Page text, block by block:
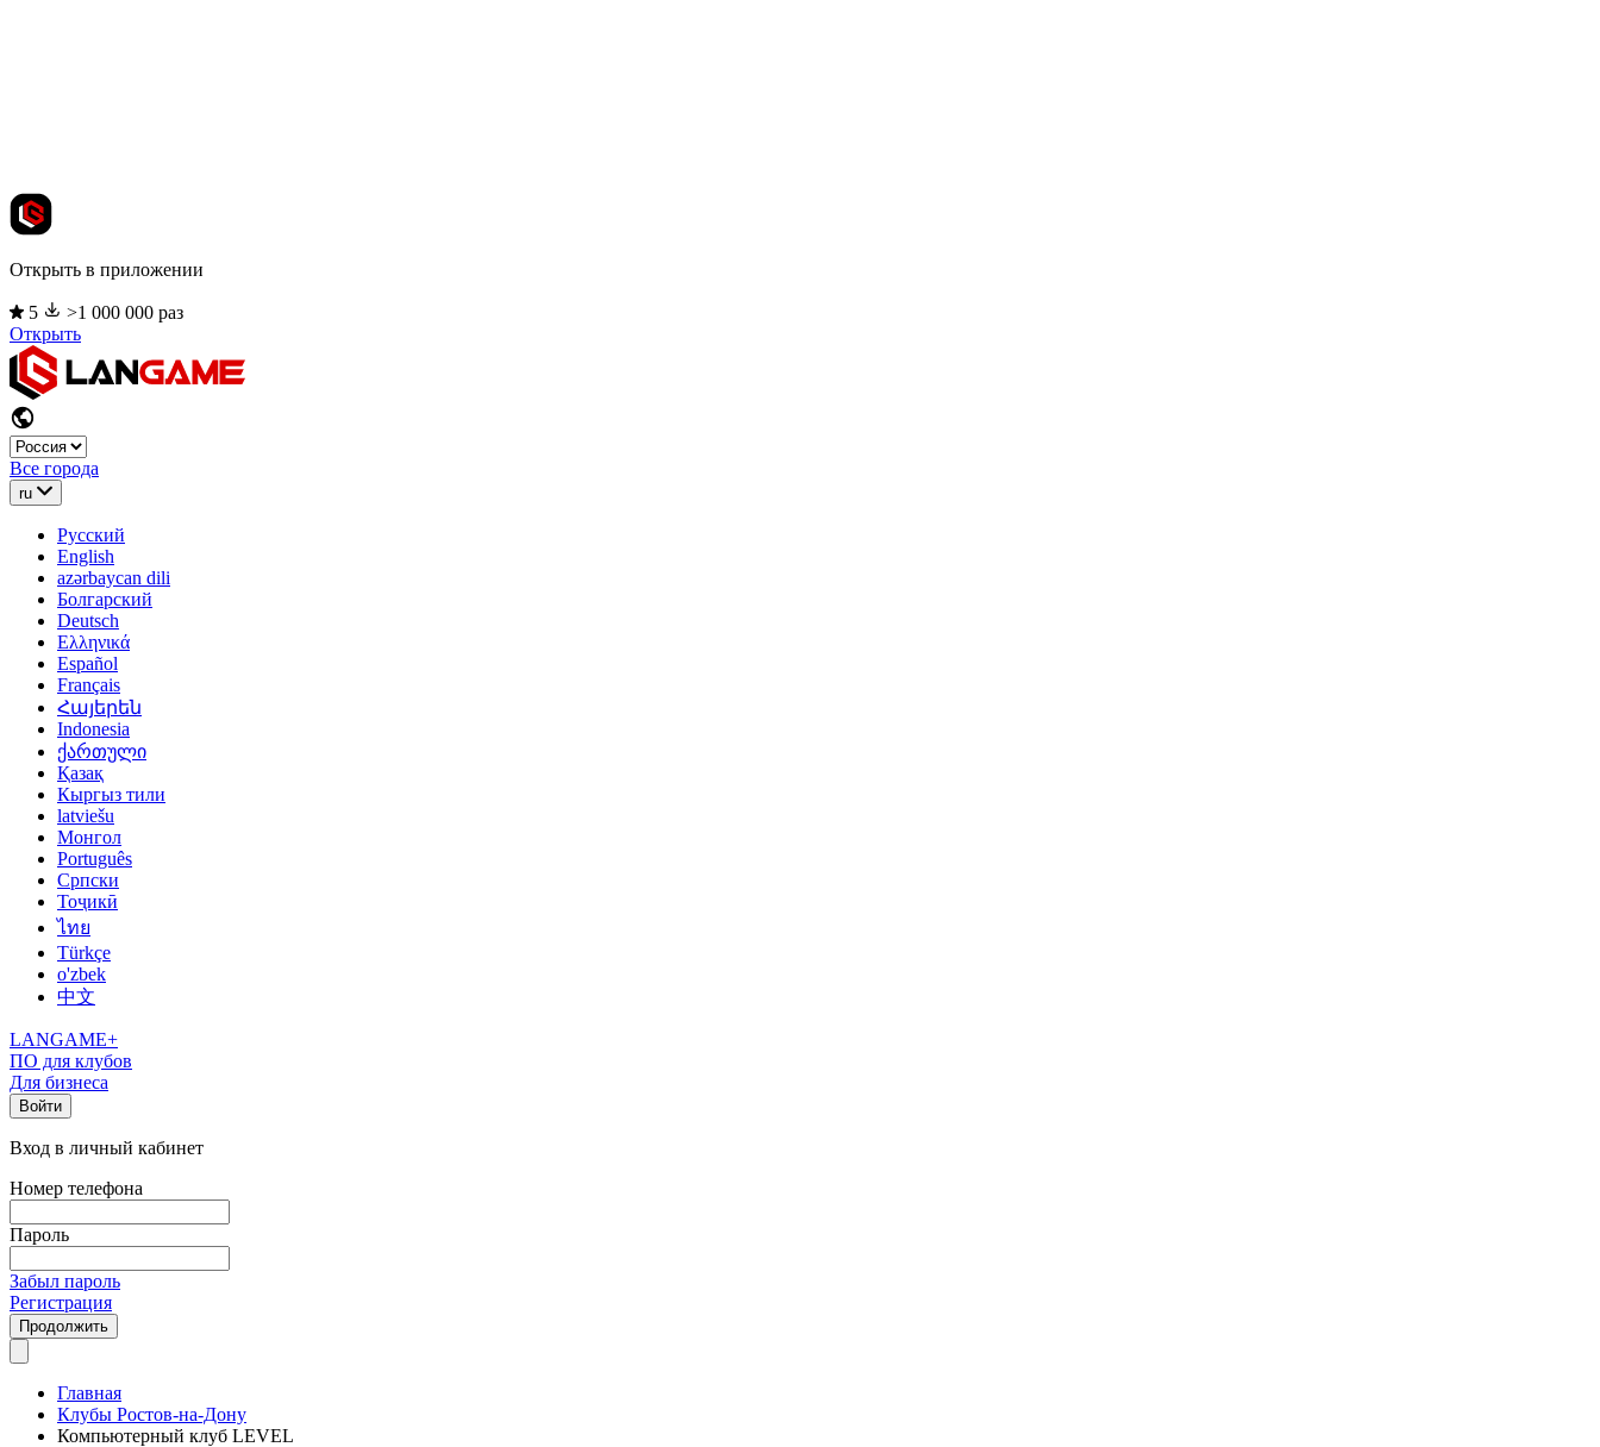
Открыть в приложении
5
>1 000 000 раз
Открыть
Все города
ru
Русский
English
azərbaycan dili
Болгарский
Deutsch
Ελληνικά
Español
Français
Հայերեն
Indonesia
ქართული
Қазақ
Кыргыз тили
latviešu
Монгол
Português
Српски
Тоҷикӣ
ไทย
Türkçe
o'zbek
中文
LANGAME+
ПО для клубов
Для бизнеса
Войти
Вход в личный кабинет
Номер телефона
Пароль
Забыл пароль
Регистрация
Продолжить
Главная
Клубы Ростов-на-Дону
Компьютерный клуб LEVEL